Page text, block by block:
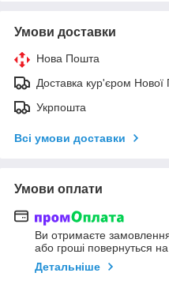
Умови доставки
Нова Пошта
Доставка кур'єром Нової
Укрпошта
Всі умови доставки
Умови оплати
Ви отримаєте
або гроші повернуться
Детальніше